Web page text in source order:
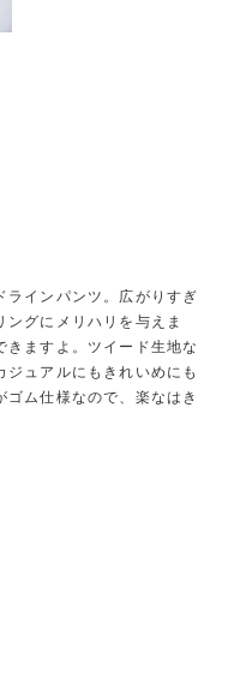
ラインパンツ。広がりすぎ
グにメリハリを与えま
ますよ。ツイード生地な
ュアルにもきれいめにも
ム仕様なので、楽なはき